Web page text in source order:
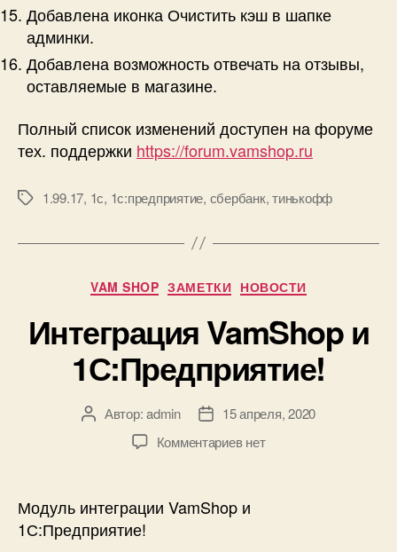
Добавлена иконка Очистить кэш в шапке
админки.
Добавлена возможность отвечать на отзывы,
оставляемые в магазине.
Полный список изменений доступен на форуме
тех. поддержки https://forum.vamshop.ru
Метки1.99.17, 1с, 1с:предприятие, сбербанк,тинькофф
Рубрики
VAM SHOP ЗАМЕТКИ НОВОСТИ
Интеграция VamShop и
1С:Предприятие!
АвторАвтор:admin
Дата15 апреля, 2020
Комментариевк
и
нет
Модуль интеграции VamShop и
1С:Предприятие!